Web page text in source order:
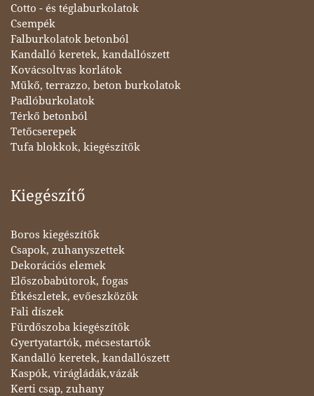
Cotto - és téglaburkolatok
Csempék
Falburkolatok betonból
Kandalló keretek, kandallószett
Kovácsoltvas korlátok
Műkő, terrazzo, beton burkolatok
Padlóburkolatok
Térkő betonból
Tetőcserepek
Tufa blokkok, kiegészítők
Kiegészítő
Boros kiegészítők
Csapok, zuhanyszettek
Dekorációs elemek
Előszobabútorok, fogas
Étkészletek, evőeszközök
Fali díszek
Fürdőszoba kiegészítők
Gyertyatartók, mécsestartók
Kandalló keretek, kandallószett
Kaspók, virágládák,vázák
Kerti csap, zuhany